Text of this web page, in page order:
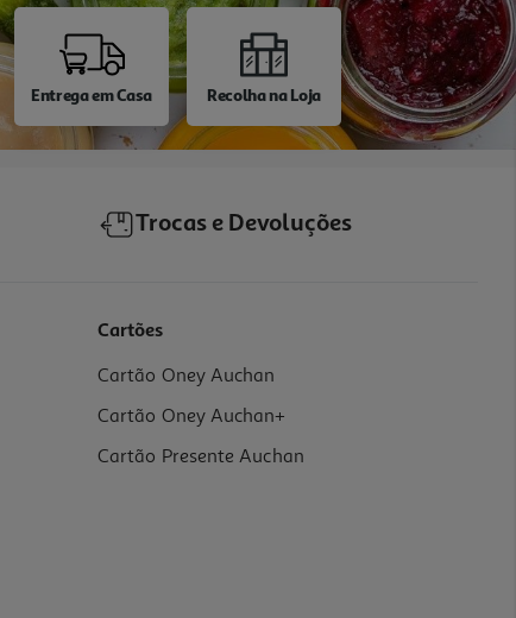
Entrega em Casa Recolha na Loja
Trocas e Devoluções
Cartões
Cartão Oney Auchan
Cartão Oney Auchan+
Cartão Presente Auchan